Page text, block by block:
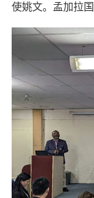
使姚文。孟加拉